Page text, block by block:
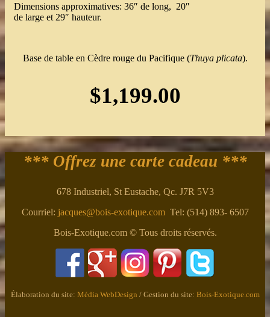
Dimensions approximatives: 36″ de long, 20″
de large et 29″ hauteur.
Base de table en Cèdre rouge du Pacifique (Thuya plicata).
$1,199.00
*** Offrez une carte cadeau ***
678 Industriel, St Eustache, Qc. J7R 5V3
Courriel: jacques@bois-exotique.comTel: (514) 893- 6507
Bois-Exotique.com © Tous droits réservés.
Élaboration du site: Média WebDesign / Gestion du site: Bois-Exotique.com